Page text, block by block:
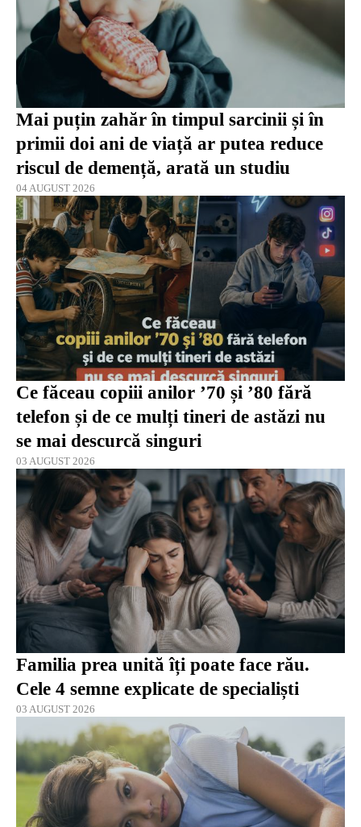
Mai puțin zahăr în timpul sarcinii și în
primii doi ani de viață ar putea reduce
riscul de demență, arată un studiu
04 AUGUST 2026
Ce făceau copiii anilor ’70 și ’80 fără
telefon și de ce mulți tineri de astăzi nu
se mai descurcă singuri
03 AUGUST 2026
Familia prea unită îți poate face rău.
Cele 4 semne explicate de specialiști
03 AUGUST 2026